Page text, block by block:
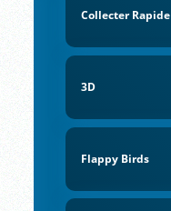
Collecter Rapide
3D
Flappy Birds